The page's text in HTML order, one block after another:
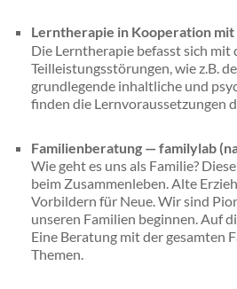
Lerntherapie in Kooperation mit
Die Lerntherapie befasst sich mit
Teilleistungsstörungen, wie z.B.
grundlegende inhaltliche und
finden die Lernvoraussetzungen
Familienberatung — familylab
Wie geht es uns als Familie?
beim Zusammenleben. Alte
Vorbildern für Neue. Wir sind
unseren Familien beginnen. Auf
Eine Beratung mit der gesamten
Themen.